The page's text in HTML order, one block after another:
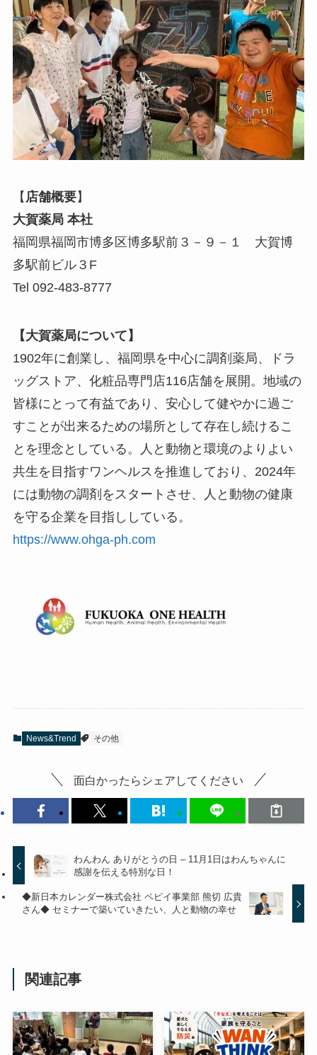
【 店舗概要】
大賀薬局 本社
福岡県福岡市博多区博多駅前３－９－１ 大賀博
多駅前ビル３F
Tel 092-483-8777
【大賀薬局について】
1902年に創業し、福岡県を中心に調剤薬局、ドラ
ッグストア、化粧品専門店116店舗を展開。地域の
皆様にとって有益であり、安心して健やかに過ご
すことが出来るための場所として存在し続けるこ
とを理念としている。人と動物と環境のよりよい
共生を目指すワンヘルスを推進しており、2024年
には動物の調剤をスタートさせ、人と動物の健康
を守る企業を目指ししている。
https://www.ohga-ph.com
News&Trend その他
面白かったらシェアしてください
わんわん ありがとうの日 – 11月1日はわんちゃんに
感謝を伝える特別な日！
◆新日本カレンダー株式会社 ペピイ事業部 熊切 広貴
さん◆ セミナーで築いていきたい、人と動物の幸せ
関連記事